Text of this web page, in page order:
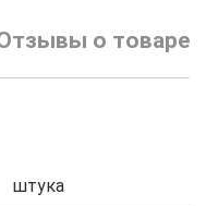
о товаре
штука